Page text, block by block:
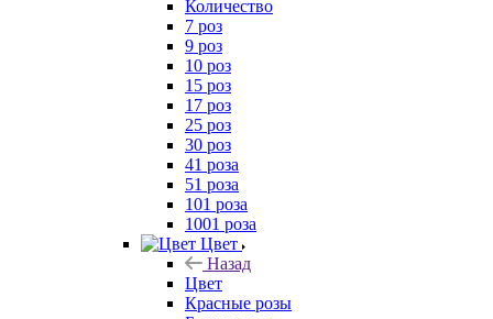
Количество
7 роз
9 роз
10 роз
15 роз
17 роз
25 роз
30 роз
41 роза
51 роза
101 роза
1001 роза
Цвет
Назад
Цвет
Красные розы